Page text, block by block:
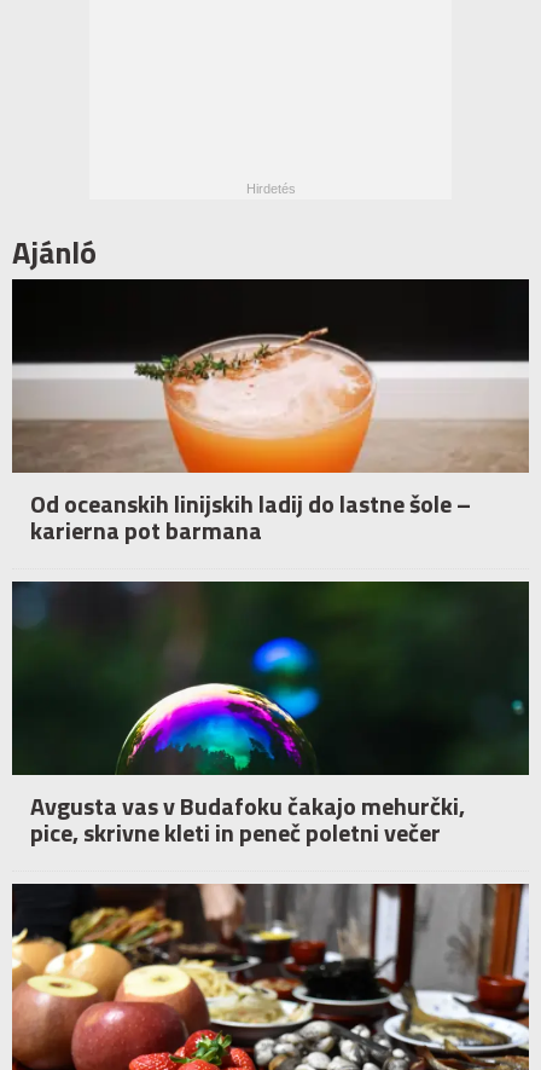
Ajánló
Od oceanskih linijskih ladij do lastne šole –
karierna pot barmana
Avgusta vas v Budafoku čakajo mehurčki,
pice, skrivne kleti in peneč poletni večer